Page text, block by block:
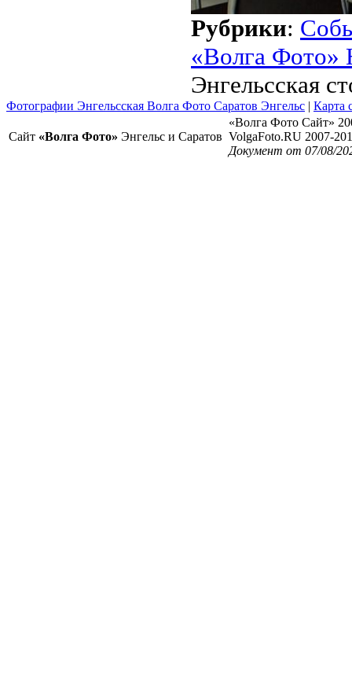
Рубрики:
«Волга Фото»
Энгельсская
Фотографии Энгельсская Волга Фото Саратов Энгельс | Карта
Сайт «Волга Фото» Энгельс и Саратов
«Волга Фото Сайт»
VolgaFoto.RU 2007-
Документ от 07/08/